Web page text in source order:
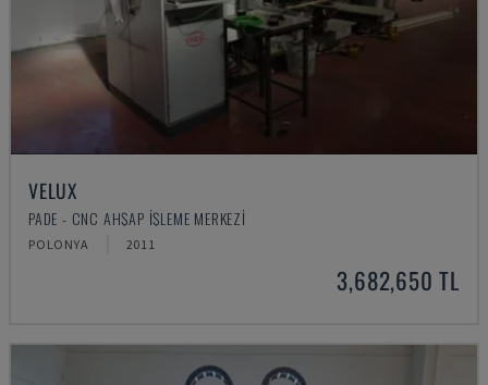
VELUX
PADE - CNC AHŞAP İŞLEME MERKEZI
POLONYA 2011
3,682,650 TL